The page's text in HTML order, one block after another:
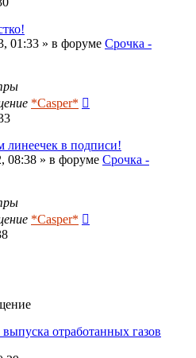
01:33 » в форуме Срочка -
*Casper*
в подписи!
08:38 » в форуме Срочка -
*Casper*
отработанных газов